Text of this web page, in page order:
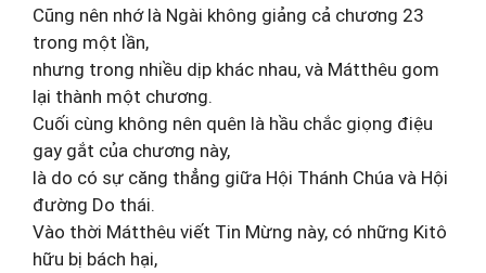
Cũng nên nhớ là Ngài không giảng cả chương 23
trong một lần,
nhưng trong nhiều dịp khác nhau, và Mátthêu gom
lại thành một chương.
Cuối cùng không nên quên là hầu chắc giọng điệu
gay gắt của chương này,
là do có sự căng thẳng giữa Hội Thánh Chúa và Hội
đường Do thái.
Vào thời Mátthêu viết Tin Mừng này, có những Kitô
hữu bị bách hại,